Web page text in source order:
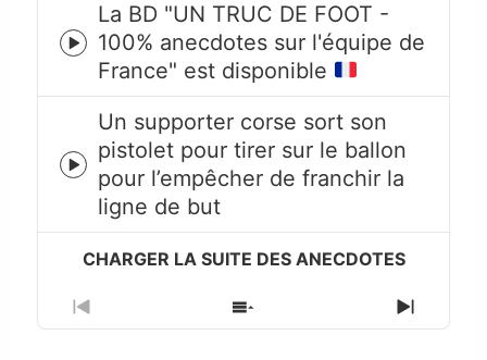
Episode
play
icon
La BD "UN TRUC DE FOOT -
100% anecdotes sur l'équipe de
France" est disponible
Episode
play
icon
Un supporter corse sort son
pistolet pour tirer sur le ballon
pour l’empêcher de franchir la
ligne de but
Previous
Episode
Show
Episodes
Next
Episode